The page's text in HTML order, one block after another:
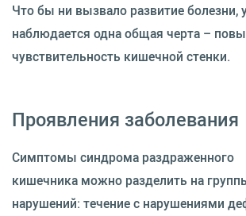
Что бы ни вызвало развитие болезни,
наблюдается одна общая черта –
чувствительность кишечной стенки.
Проявления заболевания
Симптомы синдрома раздраженного
кишечника можно разделить на
нарушений: течение с нарушениями